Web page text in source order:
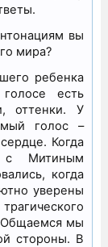
вы
мира?
ребенка
есть
оттенки. У
голос –
Когда
с Митиным
когда
уверены
Общаемся мы
стороны. В